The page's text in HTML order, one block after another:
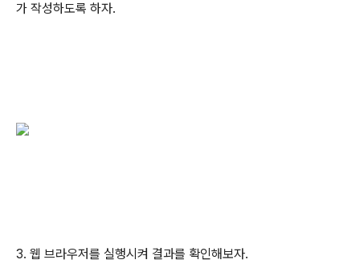
가 작성하도록 하자.
3. 웹 브라우저를 실행시켜 결과를 확인해보자.